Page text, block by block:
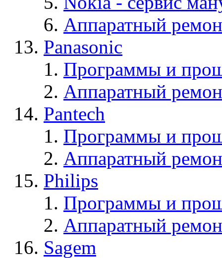
Аппаратный
Panasonic
Программы и
Аппаратный
Pantech
Программы и
Аппаратный
Philips
Программы и
Аппаратный
Sagem